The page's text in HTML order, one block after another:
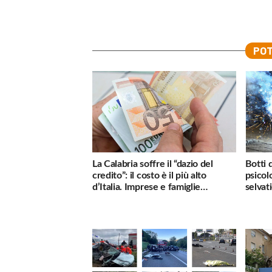
La Calabria soffre il “dazio del
credito”: il costo è il più alto
d’Italia. Imprese e famiglie
Botti